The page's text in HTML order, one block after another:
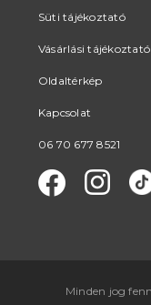
Süti tájékoztató
Vásárlási tájékoztató
Oldaltérkép
Kapcsolat
06 70 677 8521
Minden jog